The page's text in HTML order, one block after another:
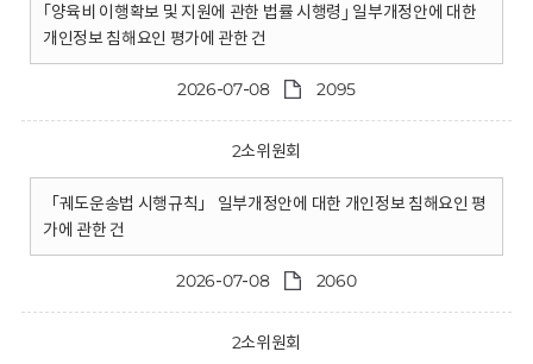
｢양육비 이행확보 및 지원에 관한 법률 시행령｣ 일부개정안에 대한
개인정보 침해요인 평가에 관한 건
2026-07-08 2095
2소위원회
「궤도운송법 시행규칙」 일부개정안에 대한 개인정보 침해요인 평
가에 관한 건
2026-07-08 2060
2소위원회